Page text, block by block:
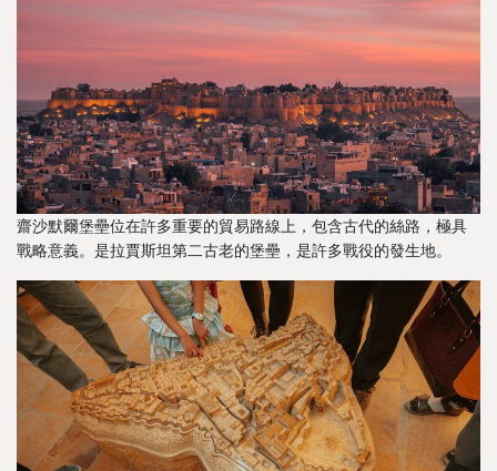
齋沙默爾堡壘位在許多重要的貿易路線上，包含古代的絲路，極具
戰略意義。是拉賈斯坦第二古老的堡壘，是許多戰役的發生地。